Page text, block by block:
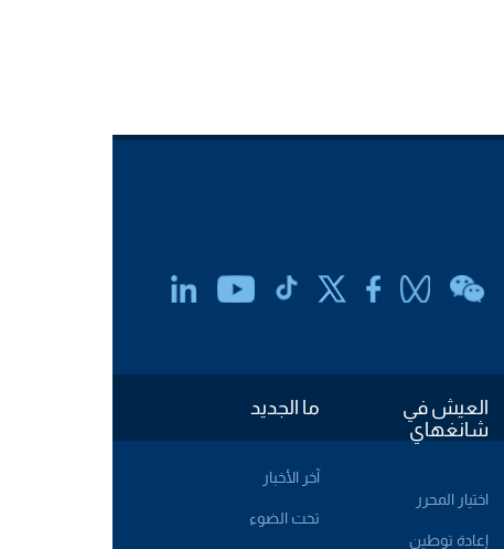
العيش في
شانغهاي
اختيار المحرر
إعادة توطين
ما الجديد
آخر الأخبار
تحت الضوء